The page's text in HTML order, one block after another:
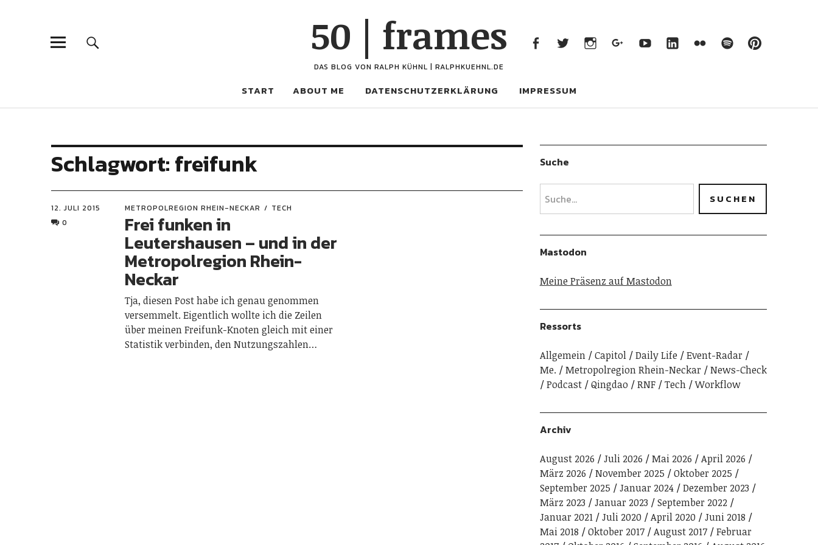
50 | frames
DAS BLOG VON RALPH KÜHNL | RALPHKUEHNL.DE
START ABOUT ME DATENSCHUTZERKLÄRUNG IMPRESSUM
Schlagwort:freifunk
12. JULI 2015
0
METROPOLREGION RHEIN-NECKAR TECH
Frei funken in
Leutershausen – und in der
Metropolregion Rhein-
Neckar
Tja, diesen Post habe ich genau genommen
versemmelt. Eigentlich wollte ich die Zeilen
über meinen Freifunk-Knoten gleich mit einer
Statistik verbinden, den Nutzungszahlen…
Suche
Mastodon
Meine Präsenz auf Mastodon
Ressorts
Allgemein Capitol Daily Life
Event-Radar
Me.
Metropolregion Rhein-Neckar
News-Check
Podcast
Qingdao RNF Tech Workflow
Archiv
August 2026 Juli 2026 Mai 2026
April 2026
März 2026
November 2025
Oktober 2025
September 2025
Januar 2024
Dezember 2023
März 2023
Januar 2023
September 2022
Januar 2021
Juli 2020 April 2020
Juni 2018
Mai 2018
Oktober 2017 August 2017
Februar